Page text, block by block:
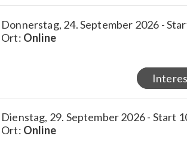
Donnerstag, 24. September 2026 -
Ort: Online
Dienstag, 29. September 2026 - Start
Ort: Online